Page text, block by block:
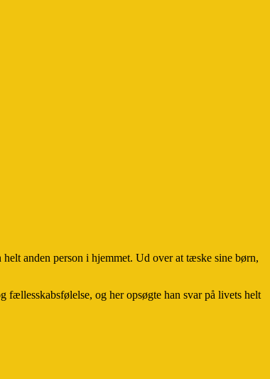
anden person i hjemmet. Ud over at tæske sine børn,
fællesskabsfølelse, og her opsøgte han svar på livets helt